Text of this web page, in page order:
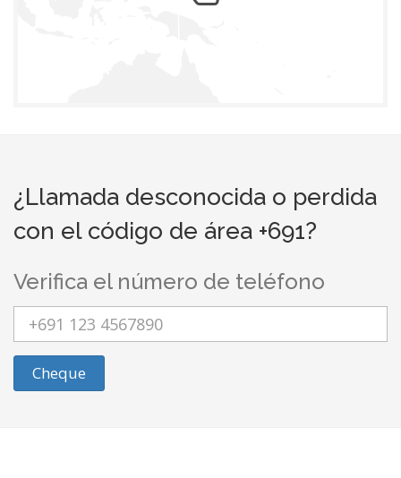
¿Llamada desconocida o perdida
con el código de área +691?
Verifica el número de teléfono
Cheque